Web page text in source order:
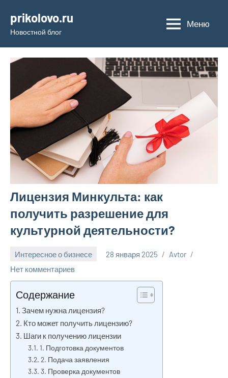
содержимому
prikolovo.ru
Новостной блог
Меню
Лицензия Минкульта: как
получить разрешение для
культурной деятельности?
Интересное о бизнесе 28 января 2025
Avtor
Нет комментариев
Содержание
Зачем нужна лицензия?
Кто может получить лицензию?
Шаги к получению лицензии
1. Подготовка документов
2. Подача заявления
3. Проверка документов